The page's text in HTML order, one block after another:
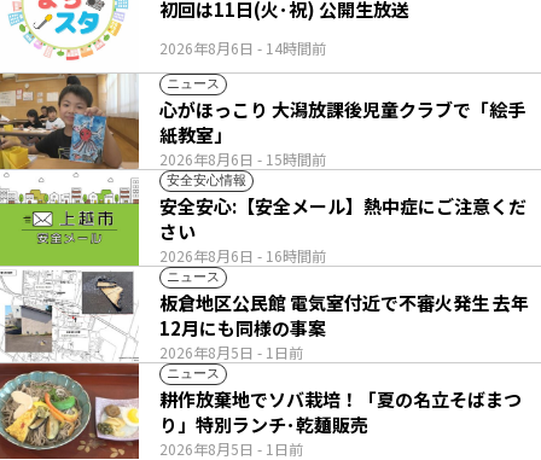
2026年8月6日 - 14時間前
初回は11日(火･祝) 公開生放送
ニュース
2026年8月6日 - 15時間前
心がほっこり 大潟放課後児童クラブで「絵手
紙教室」
安全安心情報
2026年8月6日 - 16時間前
安全安心:【安全メール】熱中症にご注意くだ
さい
ニュース
2026年8月5日 - 1日前
板倉地区公民館 電気室付近で不審火発生 去年
12月にも同様の事案
ニュース
2026年8月5日 - 1日前
耕作放棄地でソバ栽培！「夏の名立そばまつ
り」特別ランチ･乾麺販売